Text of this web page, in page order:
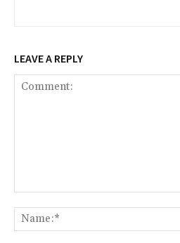
LEAVE A REPLY